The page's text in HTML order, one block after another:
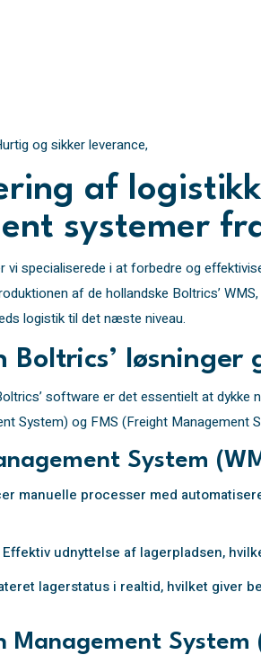
og sikker leverance,
af
systemer
vi specialiserede i at forbedre og
af de hollandske Boltrics’
logistik til det næste niveau.
Boltrics’
software er det essentielt at dykke
System) og FMS (Freight Management
System
manuelle processer med
Effektiv udnyttelse af lagerpladsen,
lagerstatus i realtid, hvilket giver
Management System